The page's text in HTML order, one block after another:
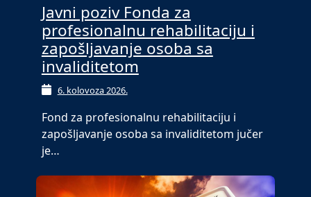
Javni poziv Fonda za
profesionalnu rehabilitaciju i
zapošljavanje osoba sa
invaliditetom
6. kolovoza 2026.
Fond za profesionalnu rehabilitaciju i
zapošljavanje osoba sa invaliditetom jučer
je…